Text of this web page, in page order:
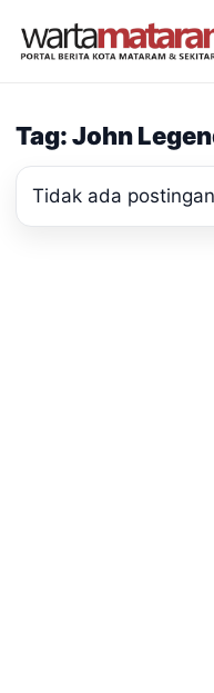
Tag: John
Tidak ada